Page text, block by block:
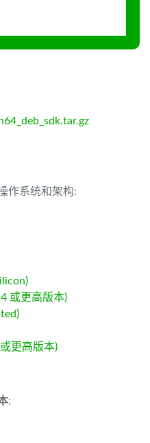
作系统和架构:
或更高版本)
更高版本)
: